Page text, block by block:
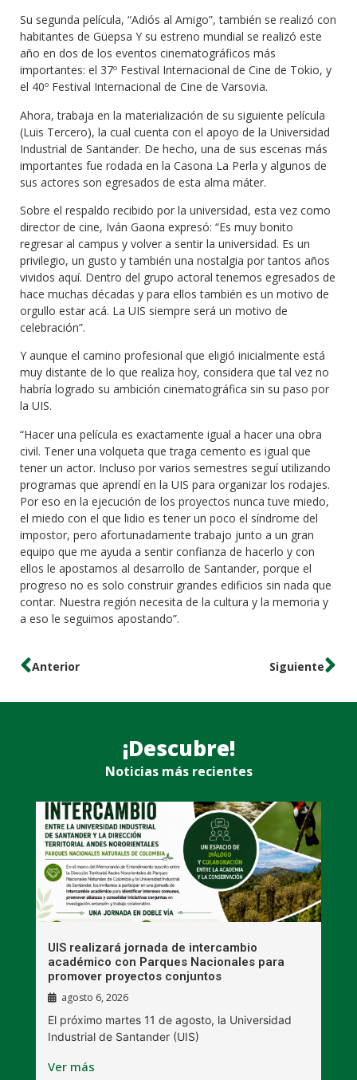
Su segunda película, “Adiós al Amigo”, también se realizó con
habitantes de Güepsa Y su estreno mundial se realizó este
año en dos de los eventos cinematográficos más
importantes: el 37º Festival Internacional de Cine de Tokio, y
el 40º Festival Internacional de Cine de Varsovia.
Ahora, trabaja en la materialización de su siguiente película
(Luis Tercero), la cual cuenta con el apoyo de la Universidad
Industrial de Santander. De hecho, una de sus escenas más
importantes fue rodada en la Casona La Perla y algunos de
sus actores son egresados de esta alma máter.
Sobre el respaldo recibido por la universidad, esta vez como
director de cine, Iván Gaona expresó: “Es muy bonito
regresar al campus y volver a sentir la universidad. Es un
privilegio, un gusto y también una nostalgia por tantos años
vividos aquí. Dentro del grupo actoral tenemos egresados de
hace muchas décadas y para ellos también es un motivo de
orgullo estar acá. La UIS siempre será un motivo de
celebración”.
Y aunque el camino profesional que eligió inicialmente está
muy distante de lo que realiza hoy, considera que tal vez no
habría logrado su ambición cinematográfica sin su paso por
la UIS.
“Hacer una película es exactamente igual a hacer una obra
civil. Tener una volqueta que traga cemento es igual que
tener un actor. Incluso por varios semestres seguí utilizando
programas que aprendí en la UIS para organizar los rodajes.
Por eso en la ejecución de los proyectos nunca tuve miedo,
el miedo con el que lidio es tener un poco el síndrome del
impostor, pero afortunadamente trabajo junto a un gran
equipo que me ayuda a sentir confianza de hacerlo y con
ellos le apostamos al desarrollo de Santander, porque el
progreso no es solo construir grandes edificios sin nada que
contar. Nuestra región necesita de la cultura y la memoria y
a eso le seguimos apostando”.
Anterior Siguiente
¡Descubre!
Noticias más recientes
UIS realizará jornada de intercambio
académico con Parques Nacionales para
promover proyectos conjuntos
agosto 6, 2026
El próximo martes 11 de agosto, la Universidad
Industrial de Santander (UIS)
Ver más